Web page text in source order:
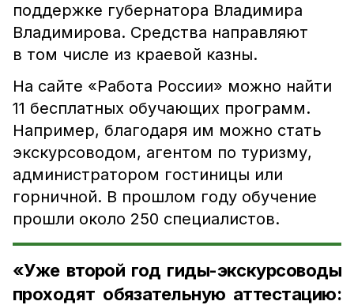
поддержке губернатора Владимира
Владимирова. Средства направляют
в том числе из краевой казны.
На сайте «Работа России» можно найти
11 бесплатных обучающих программ.
Например, благодаря им можно стать
экскурсоводом, агентом по туризму,
администратором гостиницы или
горничной. В прошлом году обучение
прошли около 250 специалистов.
«Уже второй год гиды-экскурсоводы
проходят обязательную аттестацию: